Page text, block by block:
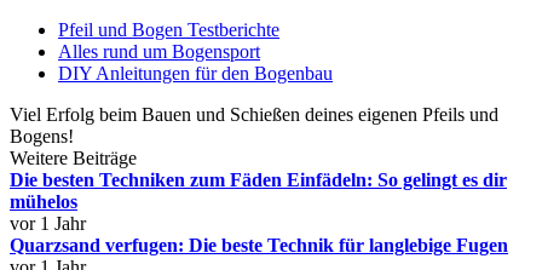
Pfeil und Bogen Testberichte
Alles rund um Bogensport
DIY Anleitungen für den Bogenbau
Viel Erfolg beim Bauen und Schießen deines eigenen Pfeils und
Bogens!
Weitere Beiträge
Die besten Techniken zum Fäden Einfädeln: So gelingt es dir
mühelos
vor 1 Jahr
Quarzsand verfugen: Die beste Technik für langlebige Fugen